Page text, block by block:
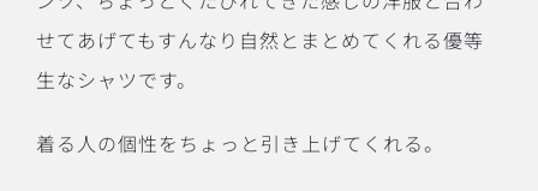
せてあげてもすんなり自然とまとめてくれる優等
生なシャツです。
着る人の個性をちょっと引き上げてくれる。